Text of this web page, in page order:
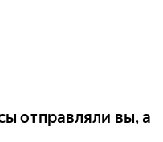
отправляли вы, а